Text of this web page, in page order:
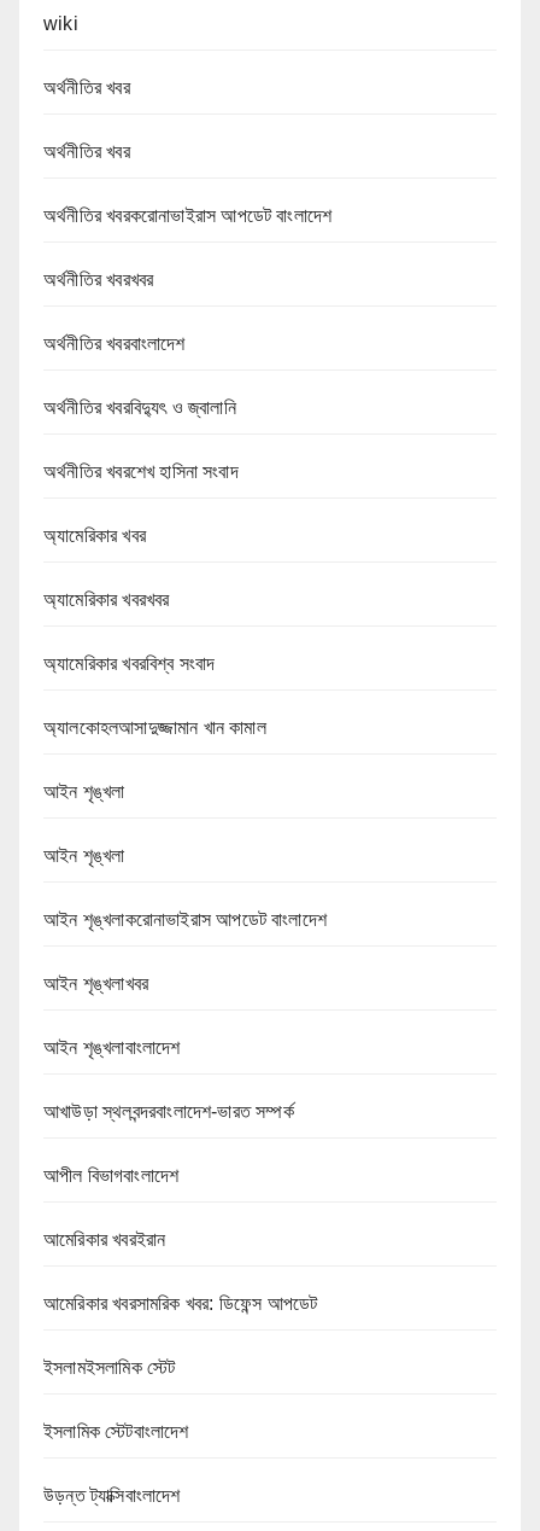
wiki
অর্থনীতির খবর
অর্থনীতির খবর
অর্থনীতির খবরকরোনাভাইরাস আপডেট বাংলাদেশ
অর্থনীতির খবরখবর
অর্থনীতির খবরবাংলাদেশ
অর্থনীতির খবরবিদ্যুৎ ও জ্বালানি
অর্থনীতির খবরশেখ হাসিনা সংবাদ
অ্যামেরিকার খবর
অ্যামেরিকার খবরখবর
অ্যামেরিকার খবরবিশ্ব সংবাদ
অ্যালকোহলআসাদুজ্জামান খান কামাল
আইন শৃঙ্খলা
আইন শৃঙ্খলা
আইন শৃঙ্খলাকরোনাভাইরাস আপডেট বাংলাদেশ
আইন শৃঙ্খলাখবর
আইন শৃঙ্খলাবাংলাদেশ
আখাউড়া স্থলবন্দরবাংলাদেশ-ভারত সম্পর্ক
আপীল বিভাগবাংলাদেশ
আমেরিকার খবরইরান
আমেরিকার খবরসামরিক খবর: ডিফেন্স আপডেট
ইসলামইসলামিক স্টেট
ইসলামিক স্টেটবাংলাদেশ
উড়ন্ত ট্যাক্সিবাংলাদেশ